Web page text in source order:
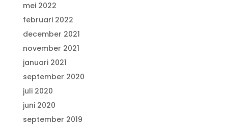
mei 2022
februari 2022
december 2021
november 2021
januari 2021
september 2020
juli 2020
juni 2020
september 2019